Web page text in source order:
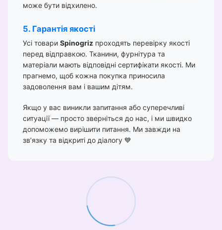
може бути відхилено.
5. Гарантія якості
Усі товари Spinogriz проходять перевірку якості
перед відправкою. Тканини, фурнітура та
матеріали мають відповідні сертифікати якості. Ми
прагнемо, щоб кожна покупка приносила
задоволення вам і вашим дітям.
Якщо у вас виникли запитання або суперечливі
ситуації — просто зверніться до нас, і ми швидко
допоможемо вирішити питання. Ми завжди на
зв’язку та відкриті до діалогу 💙